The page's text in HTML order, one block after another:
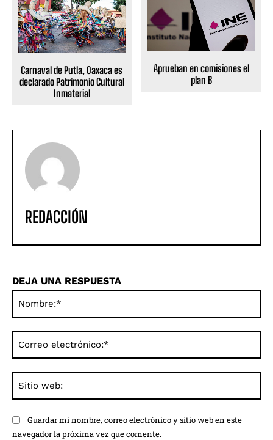
Carnaval de Putla, Oaxaca es
declarado Patrimonio Cultural
Inmaterial
Aprueban en comisiones el
plan B
REDACCIÓN
DEJA UNA RESPUESTA
Guardar mi nombre, correo electrónico y sitio web en este
navegador la próxima vez que comente.